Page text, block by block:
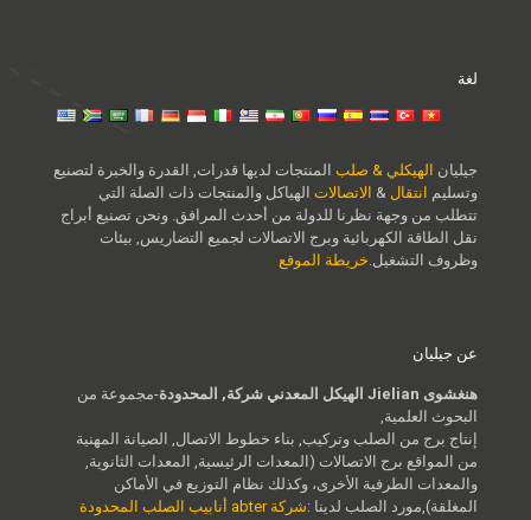
لغة
جيليان الهيكلي & صلب المنتجات لديها قدرات, القدرة والخبرة لتصنيع
وتسليم انتقال & الاتصالات الهياكل والمنتجات ذات الصلة التي
تتطلب من وجهة نظرنا للدولة من أحدث المرافق. ونحن تصنيع أبراج
نقل الطاقة الكهربائية وبرج الاتصالات لجميع التضاريس, بيئات
وظروف التشغيل. خريطة الموقع
عن جيليان
هنغشوى Jielian الهيكل المعدني شركة, المحدودة
-مجموعة من
البحوث العلمية,
إنتاج برج من الصلب وتركيب, بناء خطوط الاتصال, الصيانة المهنية
من المواقع برج الاتصالات (المعدات الرئيسية, المعدات الثانوية,
والمعدات الطرفية الأخرى، وكذلك نظام التوزيع في الأماكن
المغلقة),مورد الصلب لدينا :شركة abter أنابيب الصلب المحدودة